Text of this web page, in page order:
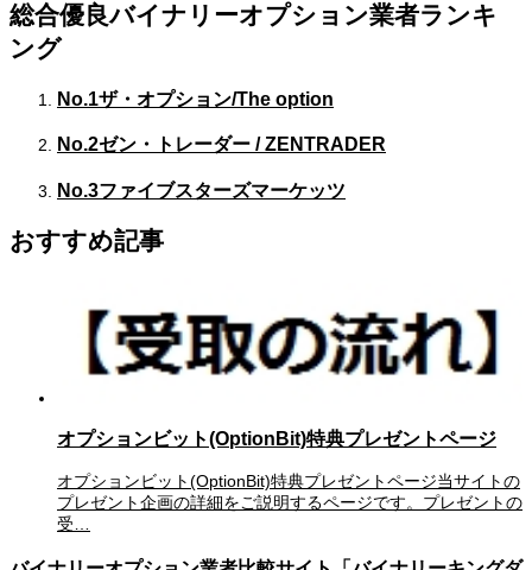
総合優良バイナリーオプション業者ランキ
ング
No.1ザ・オプション/The option
No.2ゼン・トレーダー / ZENTRADER
No.3ファイブスターズマーケッツ
おすすめ記事
オプションビット(OptionBit)特典プレゼントページ
オプションビット(OptionBit)特典プレゼントページ当サイトの
プレゼント企画の詳細をご説明するページです。プレゼントの
受…